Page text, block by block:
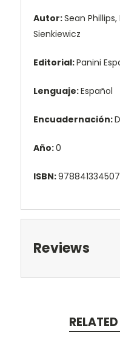
Autor:Sean
Sienkiewicz
Editorial:Panini
Lenguaje:Español
Encuadernación:
Año:0
ISBN:
Reviews